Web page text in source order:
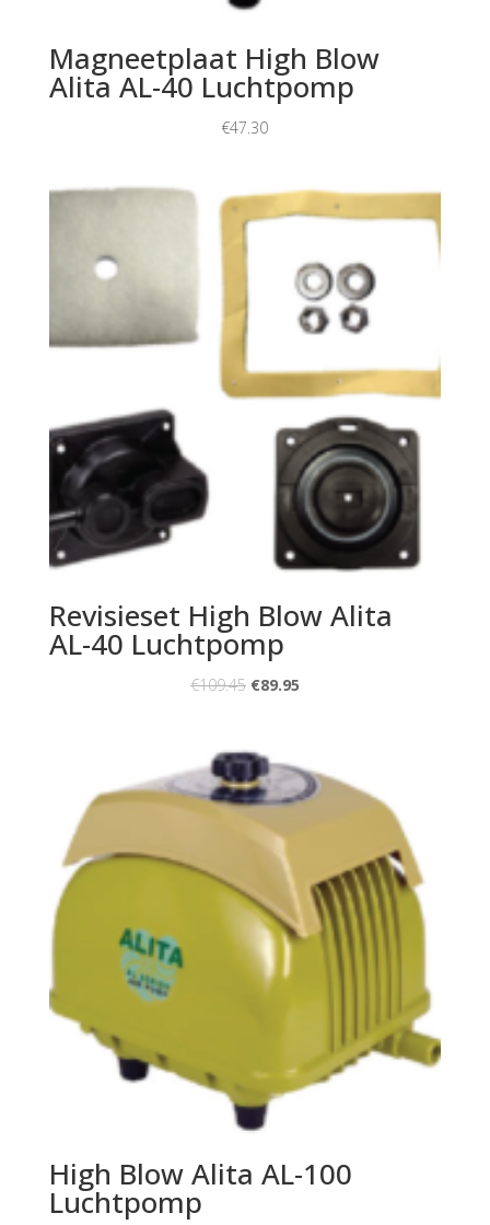
Magneetplaat High Blow
Alita AL-40 Luchtpomp
€47.30
Revisieset High Blow Alita
AL-40 Luchtpomp
€109.45 €89.95
High Blow Alita AL-100
Luchtpomp